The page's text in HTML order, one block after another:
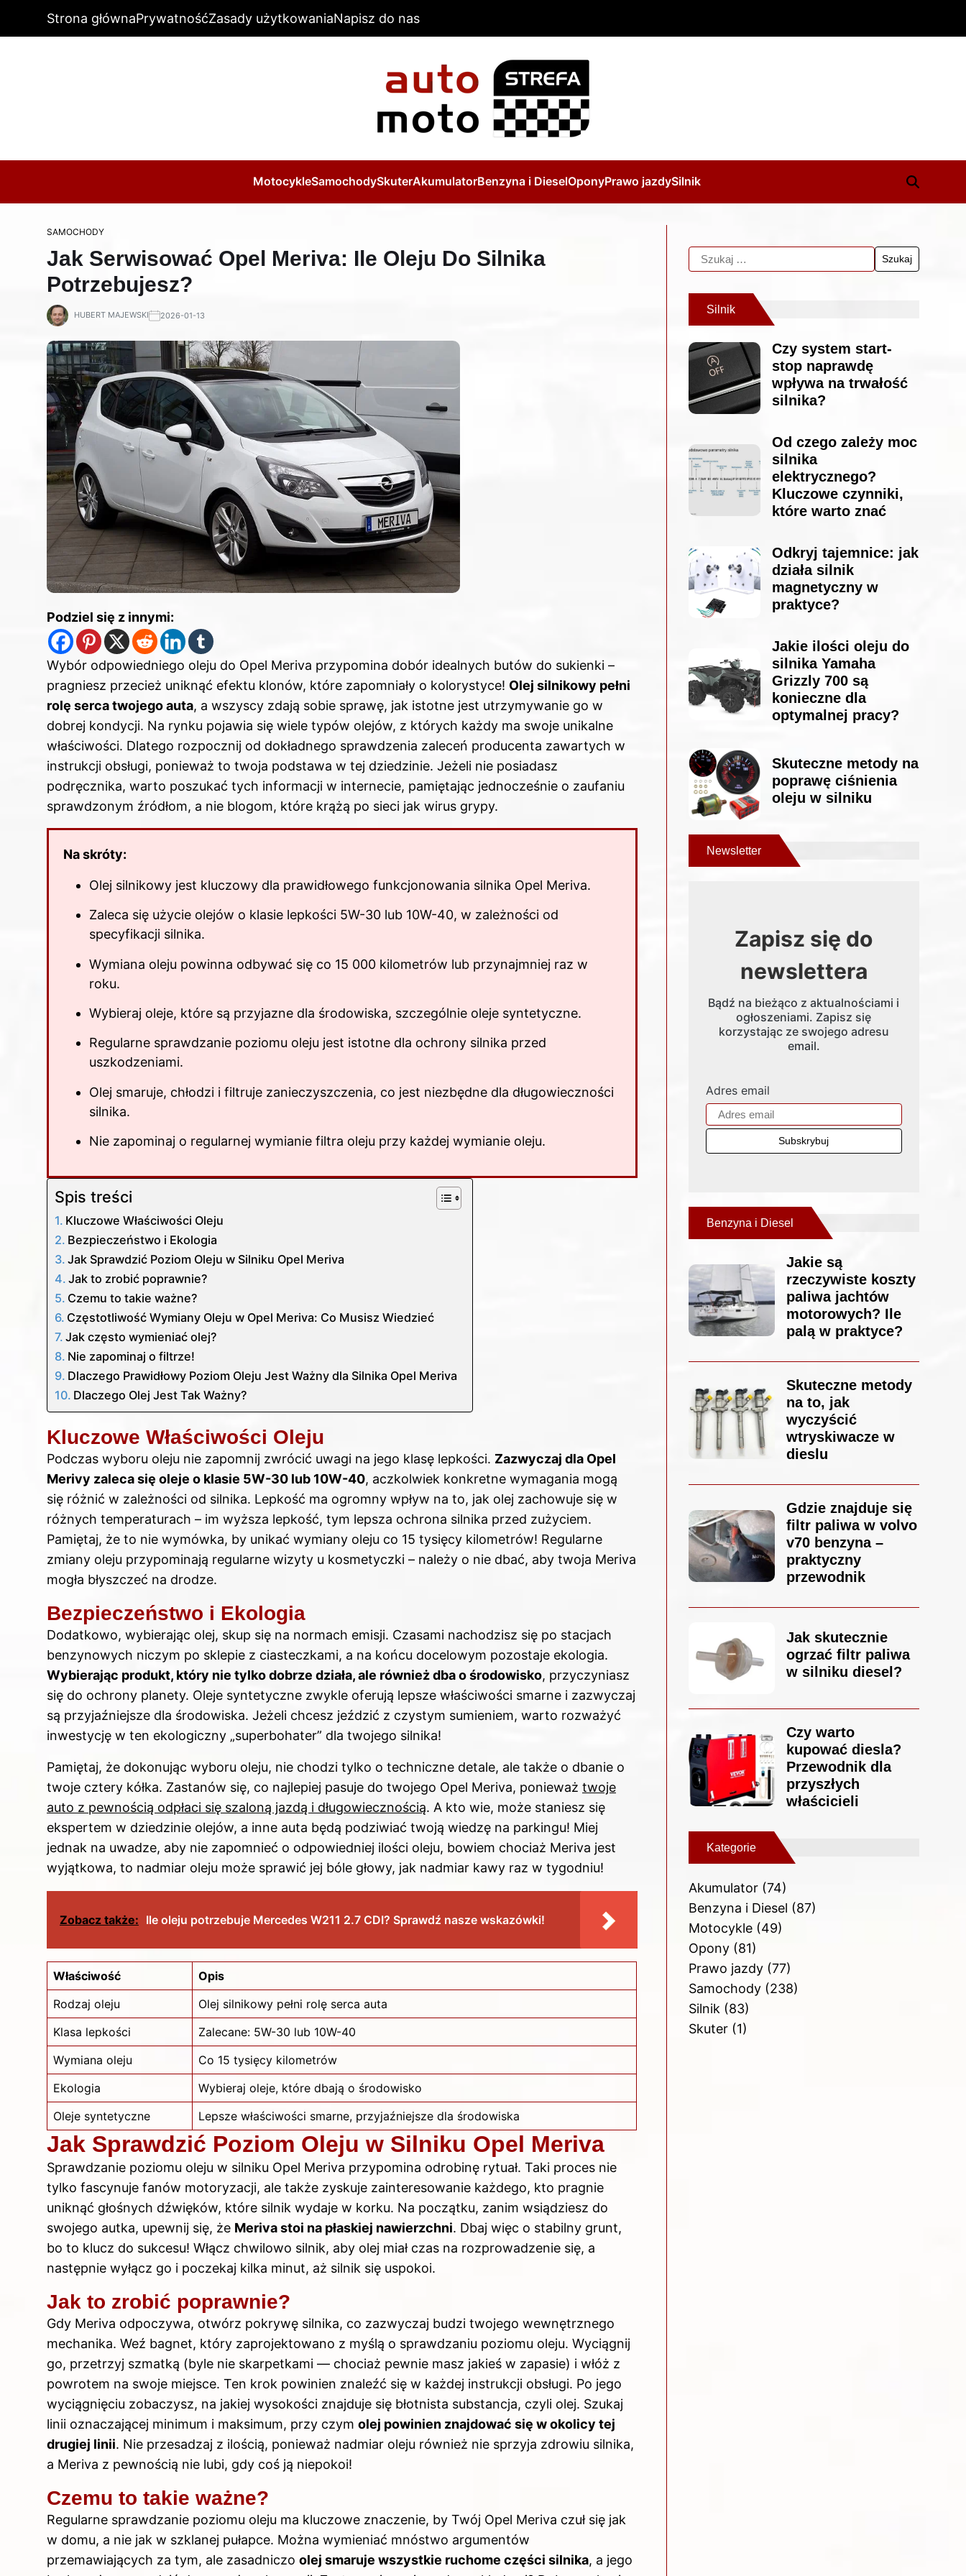
Strona głównaPrywatnośćZasady użytkowaniaNapisz do nas
MotocykleSamochodySkuterAkumulatorBenzyna i DieselOponyPrawo jazdySilnik
SAMOCHODY
Jak Serwisować Opel Meriva: Ile Oleju Do Silnika
Potrzebujesz?
HUBERT MAJEWSKI 2026-01-13
Podziel się z innymi:
Wybór odpowiedniego oleju do Opel Meriva przypomina dobór idealnych butów do sukienki –
pragniesz przecież uniknąć efektu klonów, które zapomniały o kolorystyce! Olej silnikowy pełni
rolę serca twojego auta, a wszyscy zdają sobie sprawę, jak istotne jest utrzymywanie go w
dobrej kondycji. Na rynku pojawia się wiele typów olejów, z których każdy ma swoje unikalne
właściwości. Dlatego rozpocznij od dokładnego sprawdzenia zaleceń producenta zawartych w
instrukcji obsługi, ponieważ to twoja podstawa w tej dziedzinie. Jeżeli nie posiadasz
podręcznika, warto poszukać tych informacji w internecie, pamiętając jednocześnie o zaufaniu
sprawdzonym źródłom, a nie blogom, które krążą po sieci jak wirus grypy.
Na skróty:
Olej silnikowy jest kluczowy dla prawidłowego funkcjonowania silnika Opel Meriva.
Zaleca się użycie olejów o klasie lepkości 5W-30 lub 10W-40, w zależności od
specyfikacji silnika.
Wymiana oleju powinna odbywać się co 15 000 kilometrów lub przynajmniej raz w
roku.
Wybieraj oleje, które są przyjazne dla środowiska, szczególnie oleje syntetyczne.
Regularne sprawdzanie poziomu oleju jest istotne dla ochrony silnika przed
uszkodzeniami.
Olej smaruje, chłodzi i filtruje zanieczyszczenia, co jest niezbędne dla długowieczności
silnika.
Nie zapominaj o regularnej wymianie filtra oleju przy każdej wymianie oleju.
Spis treści
Kluczowe Właściwości Oleju
Bezpieczeństwo i Ekologia
Jak Sprawdzić Poziom Oleju w Silniku Opel Meriva
Jak to zrobić poprawnie?
Czemu to takie ważne?
Częstotliwość Wymiany Oleju w Opel Meriva: Co Musisz Wiedzieć
Jak często wymieniać olej?
Nie zapominaj o filtrze!
Dlaczego Prawidłowy Poziom Oleju Jest Ważny dla Silnika Opel Meriva
Dlaczego Olej Jest Tak Ważny?
Kluczowe Właściwości Oleju
Podczas wyboru oleju nie zapomnij zwrócić uwagi na jego klasę lepkości. Zazwyczaj dla Opel
Merivy zaleca się oleje o klasie 5W-30 lub 10W-40, aczkolwiek konkretne wymagania mogą
się różnić w zależności od silnika. Lepkość ma ogromny wpływ na to, jak olej zachowuje się w
różnych temperaturach – im wyższa lepkość, tym lepsza ochrona silnika przed zużyciem.
Pamiętaj, że to nie wymówka, by unikać wymiany oleju co 15 tysięcy kilometrów! Regularne
zmiany oleju przypominają regularne wizyty u kosmetyczki – należy o nie dbać, aby twoja Meriva
mogła błyszczeć na drodze.
Bezpieczeństwo i Ekologia
Dodatkowo, wybierając olej, skup się na normach emisji. Czasami nachodzisz się po stacjach
benzynowych niczym po sklepie z ciasteczkami, a na końcu docelowym pozostaje ekologia.
Wybierając produkt, który nie tylko dobrze działa, ale również dba o środowisko, przyczyniasz
się do ochrony planety. Oleje syntetyczne zwykle oferują lepsze właściwości smarne i zazwyczaj
są przyjaźniejsze dla środowiska. Jeżeli chcesz jeździć z czystym sumieniem, warto rozważyć
inwestycję w ten ekologiczny „superbohater” dla twojego silnika!
Pamiętaj, że dokonując wyboru oleju, nie chodzi tylko o techniczne detale, ale także o dbanie o
twoje cztery kółka. Zastanów się, co najlepiej pasuje do twojego Opel Meriva, ponieważ twoje
auto z pewnością odpłaci się szaloną jazdą i długowiecznością. A kto wie, może staniesz się
ekspertem w dziedzinie olejów, a inne auta będą podziwiać twoją wiedzę na parkingu! Miej
jednak na uwadze, aby nie zapomnieć o odpowiedniej ilości oleju, bowiem chociaż Meriva jest
wyjątkowa, to nadmiar oleju może sprawić jej bóle głowy, jak nadmiar kawy raz w tygodniu!
Zobacz także: Ile oleju potrzebuje Mercedes W211 2.7 CDI? Sprawdź nasze wskazówki!
Właściwość
Opis
Rodzaj oleju
Olej silnikowy pełni rolę serca auta
Klasa lepkości
Zalecane: 5W-30 lub 10W-40
Wymiana oleju
Co 15 tysięcy kilometrów
Ekologia
Wybieraj oleje, które dbają o środowisko
Oleje syntetyczne
Lepsze właściwości smarne, przyjaźniejsze dla środowiska
Jak Sprawdzić Poziom Oleju w Silniku Opel Meriva
Sprawdzanie poziomu oleju w silniku Opel Meriva przypomina odrobinę rytuał. Taki proces nie
tylko fascynuje fanów motoryzacji, ale także zyskuje zainteresowanie każdego, kto pragnie
uniknąć głośnych dźwięków, które silnik wydaje w korku. Na początku, zanim wsiądziesz do
swojego autka, upewnij się, że Meriva stoi na płaskiej nawierzchni. Dbaj więc o stabilny grunt,
bo to klucz do sukcesu! Włącz chwilowo silnik, aby olej miał czas na rozprowadzenie się, a
następnie wyłącz go i poczekaj kilka minut, aż silnik się uspokoi.
Jak to zrobić poprawnie?
Gdy Meriva odpoczywa, otwórz pokrywę silnika, co zazwyczaj budzi twojego wewnętrznego
mechanika. Weź bagnet, który zaprojektowano z myślą o sprawdzaniu poziomu oleju. Wyciągnij
go, przetrzyj szmatką (byle nie skarpetkami — chociaż pewnie masz jakieś w zapasie) i włóż z
powrotem na swoje miejsce. Ten krok powinien znaleźć się w każdej instrukcji obsługi. Po jego
wyciągnięciu zobaczysz, na jakiej wysokości znajduje się błotnista substancja, czyli olej. Szukaj
linii oznaczającej minimum i maksimum, przy czym olej powinien znajdować się w okolicy tej
drugiej linii. Nie przesadzaj z ilością, ponieważ nadmiar oleju również nie sprzyja zdrowiu silnika,
a Meriva z pewnością nie lubi, gdy coś ją niepokoi!
Czemu to takie ważne?
Regularne sprawdzanie poziomu oleju ma kluczowe znaczenie, by Twój Opel Meriva czuł się jak
w domu, a nie jak w szklanej pułapce. Można wymieniać mnóstwo argumentów
przemawiających za tym, ale zasadniczo olej smaruje wszystkie ruchome części silnika, a jego
Silnik
Czy system start-
stop naprawdę
wpływa na trwałość
silnika?
Od czego zależy moc
silnika
elektrycznego?
Kluczowe czynniki,
które warto znać
Odkryj tajemnice: jak
działa silnik
magnetyczny w
praktyce?
Jakie ilości oleju do
silnika Yamaha
Grizzly 700 są
konieczne dla
optymalnej pracy?
Skuteczne metody na
poprawę ciśnienia
oleju w silniku
Newsletter
Zapisz się do
newslettera
Bądź na bieżąco z aktualnościami i
ogłoszeniami. Zapisz się
korzystając ze swojego adresu
email.
Adres email
Benzyna i Diesel
Jakie są
rzeczywiste koszty
paliwa jachtów
motorowych? Ile
palą w praktyce?
Skuteczne metody
na to, jak
wyczyścić
wtryskiwacze w
dieslu
Gdzie znajduje się
filtr paliwa w volvo
v70 benzyna –
praktyczny
przewodnik
Jak skutecznie
ogrzać filtr paliwa
w silniku diesel?
Czy warto
kupować diesla?
Przewodnik dla
przyszłych
właścicieli
Kategorie
Akumulator(74)
Benzyna i Diesel (87)
Motocykle(49)
Opony(81)
Prawo jazdy(77)
Samochody(238)
Silnik(83)
Skuter(1)